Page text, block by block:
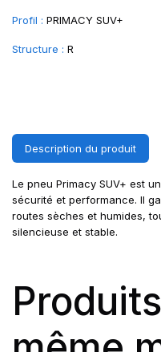
Profil : PRIMACY SUV+
Structure : R
Description du produit
Le pneu Primacy SUV+ est
sécurité et performance. Il
routes sèches et humides,
silencieuse et stable.